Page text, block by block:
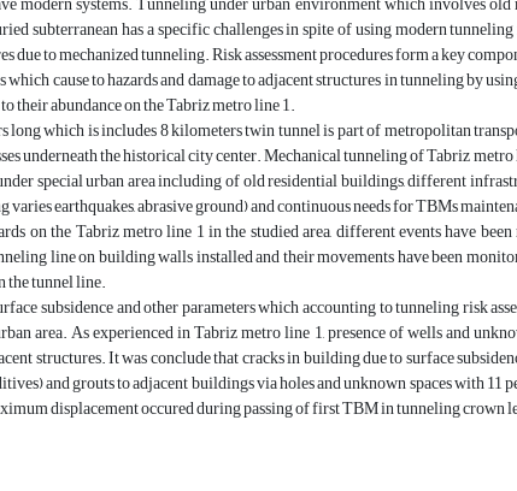
subterranean has a specific challenges in spite of using modern
due to mechanized tunneling. Risk assessment procedures form a key
which cause to hazards and damage to adjacent structures in tunneling by
their abundance on the Tabriz metro line 1.
long which is includes 8 kilometers twin tunnel is part of metropolitan
underneath the historical city center. Mechanical tunneling of Tabriz
special urban area including of old residential buildings, different
varies earthquakes, abrasive ground) and continuous needs for TBMs
on the Tabriz metro line 1 in the studied area, different events have
line on building walls installed and their movements have been
tunnel line.
subsidence and other parameters which accounting to tunneling risk
area. As experienced in Tabriz metro line 1, presence of wells and
structures. It was conclude that cracks in building due to surface
and grouts to adjacent buildings via holes and unknown spaces with 11
displacement occured during passing of first TBM in tunneling crown